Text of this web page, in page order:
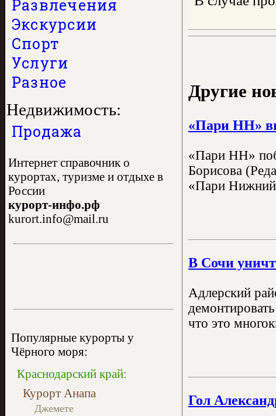
Развлечения
Экскурсии
Спорт
Услуги
Разное
Недвижимость:
Продажа
Интернет справочник о
курортах, туризме и отдыхе в
России
курорт-инфо.рф
kurort.info@mail.ru
Популярные курорты у
Чёрного моря:
Краснодарский край:
Курорт Анапа
Джемете
Другие
«Пари НН»
«Пари НН»
Борисова
«Пари Нижний
В Сочи
Адлерский
что это
Гол